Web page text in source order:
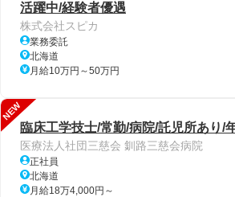
活躍中/経験者優遇
株式会社スピカ
業務委託
北海道
月給10万円～50万円
NEW
臨床工学技士/常勤/病院/託児所あり/
医療法人社団三慈会 釧路三慈会病院
正社員
北海道
月給18万4,000円～